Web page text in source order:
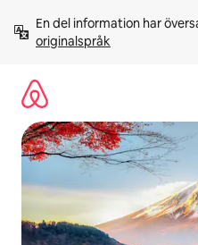
innehåll
En del information har
originalspråk